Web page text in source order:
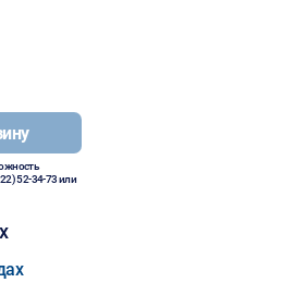
52-34-73или